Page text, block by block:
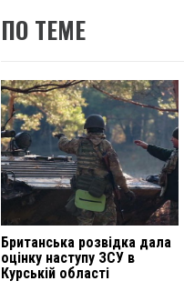
ПО ТЕМЕ
Британська розвідка дала
оцінку наступу ЗСУ в
Курській області